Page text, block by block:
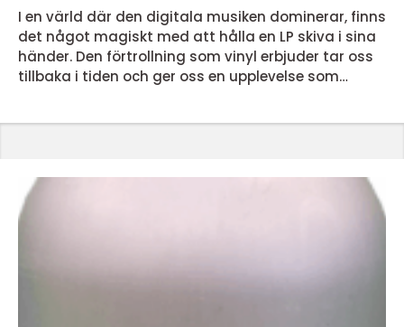
I en värld där den digitala musiken dominerar, finns
det något magiskt med att hålla en LP skiva i sina
händer. Den förtrollning som vinyl erbjuder tar oss
tillbaka i tiden och ger oss en upplevelse som